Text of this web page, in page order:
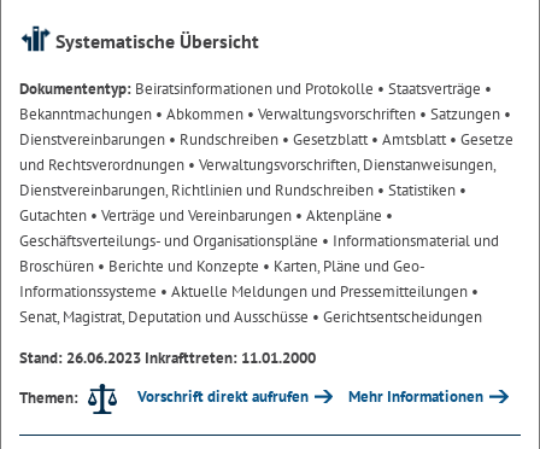
Systematische Übersicht
Dokumententyp: Beiratsinformationen und Protokolle • Staatsverträge •
Bekanntmachungen • Abkommen • Verwaltungsvorschriften • Satzungen •
Dienstvereinbarungen • Rundschreiben • Gesetzblatt• Amtsblatt• Gesetze
und Rechtsverordnungen • Verwaltungsvorschriften, Dienstanweisungen,
Dienstvereinbarungen, Richtlinien und Rundschreiben • Statistiken •
Gutachten • Verträge und Vereinbarungen • Aktenpläne •
Geschäftsverteilungs- und Organisationspläne • Informationsmaterial und
Broschüren • Berichte und Konzepte • Karten, Pläne und Geo-
Informationssysteme • Aktuelle Meldungen und Pressemitteilungen •
Senat, Magistrat, Deputation und Ausschüsse • Gerichtsentscheidungen
Stand: 26.06.2023 Inkrafttreten: 11.01.2000
Themen:
Vorschrift direkt aufrufen Mehr Informationen